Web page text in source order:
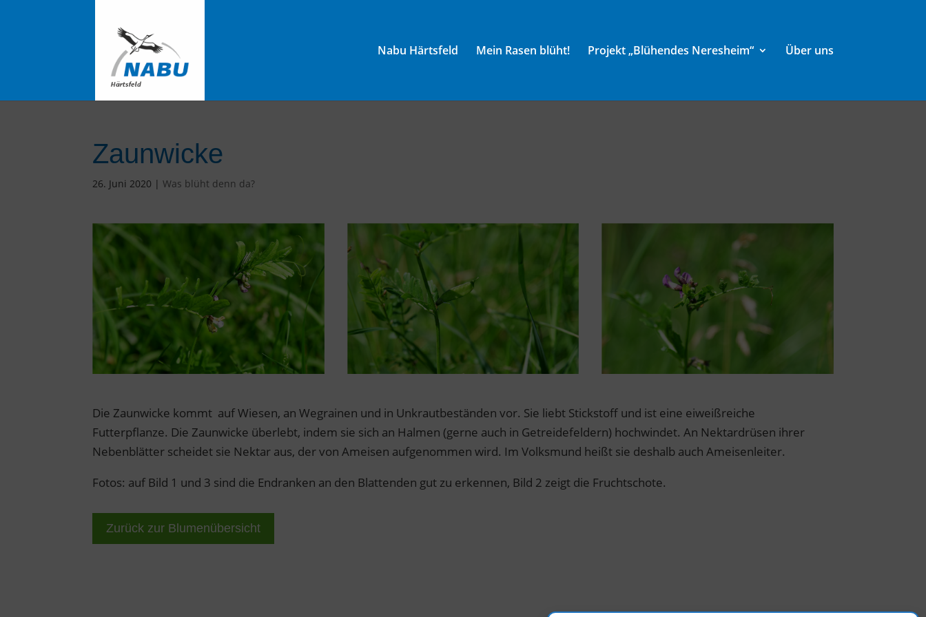
Nabu Härtsfeld Mein Rasen blüht! Projekt „Blühendes Neresheim“ Über uns
Zaunwicke
26. Juni 2020 |Was blüht denn da?
Die Zaunwicke kommt auf Wiesen, an Wegrainen und in Unkrautbeständen vor. Sie liebt Stickstoff und ist eine eiweißreiche
Futterpflanze. Die Zaunwicke überlebt, indem sie sich an Halmen (gerne auch in Getreidefeldern) hochwindet. An Nektardrüsen ihrer
Nebenblätter scheidet sie Nektar aus, der von Ameisen aufgenommen wird. Im Volksmund heißt sie deshalb auch Ameisenleiter.
Fotos: auf Bild 1 und 3 sind die Endranken an den Blattenden gut zu erkennen, Bild 2 zeigt die Fruchtschote.
Zurück zur Blumenübersicht